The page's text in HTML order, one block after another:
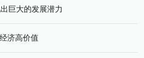
巨大的发展潜力
济高价值